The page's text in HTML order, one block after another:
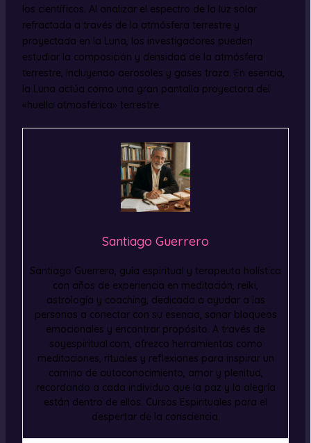
los científicos. Al analizar el espectro de la luz solar
refractada a través de la atmósfera terrestre y
proyectada en la Luna, los investigadores pueden
estudiar la composición y densidad de la atmósfera
terrestre, incluyendo aerosoles y gases traza. En esencia,
la Luna actúa como una gran pantalla proyectora del
«huella atmosférica» terrestre.
Santiago Guerrero
Santiago Guerrero, guía espiritual y terapeuta holística
con años de experiencia en meditación, reiki,
astrología y coaching, dedicada a ayudar a las
personas a conectar con su esencia, sanar bloqueos
emocionales y encontrar propósito. A través de
soyespiritual.com, ofrezco herramientas como
meditaciones, rituales y reflexiones para inspirar un
camino de autoconocimiento, amor y plenitud,
recordando a cada individuo que la paz y la alegría
están dentro de ellos. Cursos Espirituales para el
despertar de la consciencia.